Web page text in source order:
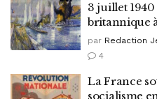
3 juillet
britannique
par Redaction
4
La France
socialisme